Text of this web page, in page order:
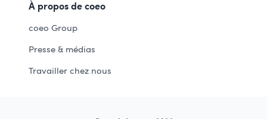
À propos de coeo
coeo Group
Presse & médias
Travailler chez nous